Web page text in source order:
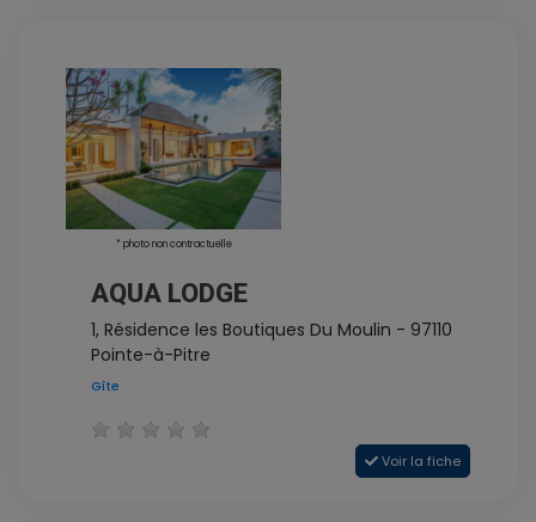
* photo non contractuelle
AQUA LODGE
1, Résidence les Boutiques Du Moulin - 97110
Pointe-à-Pitre
Gîte
Voir la fiche